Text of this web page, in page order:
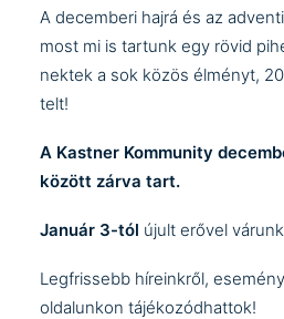
A decemberi hajrá és az
most mi is tartunk egy rövid
nektek a sok közös élményt,
telt!
A Kastner Kommunity
között zárva tart.
Január 3-tól újult erővel
Legfrissebb híreinkről,
oldalunkon tájékozódhattok!